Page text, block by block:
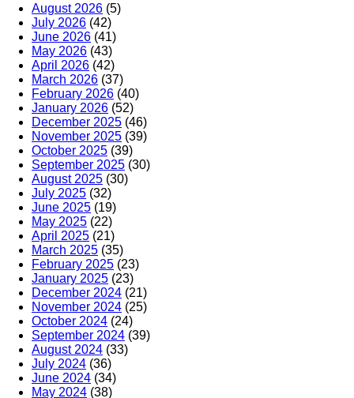
August 2026 (5)
July 2026 (42)
June 2026 (41)
May 2026 (43)
April 2026 (42)
March 2026 (37)
February 2026 (40)
January 2026 (52)
December 2025 (46)
November 2025 (39)
October 2025 (39)
September 2025 (30)
August 2025 (30)
July 2025 (32)
June 2025 (19)
May 2025 (22)
April 2025 (21)
March 2025 (35)
February 2025 (23)
January 2025 (23)
December 2024 (21)
November 2024 (25)
October 2024 (24)
September 2024 (39)
August 2024 (33)
July 2024 (36)
June 2024 (34)
May 2024 (38)